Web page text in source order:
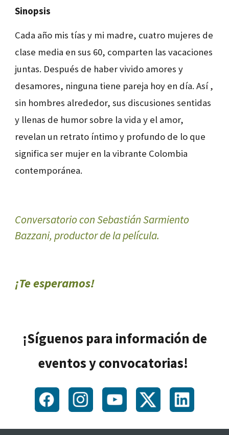
Sinopsis
Cada año mis tías y mi madre, cuatro mujeres de
clase media en sus 60, comparten las vacaciones
juntas. Después de haber vivido amores y
desamores, ninguna tiene pareja hoy en día. Así ,
sin hombres alrededor, sus discusiones sentidas
y llenas de humor sobre la vida y el amor,
revelan un retrato íntimo y profundo de lo que
significa ser mujer en la vibrante Colombia
contemporánea.
Conversatorio con Sebastián Sarmiento
Bazzani, productor de la película.
¡Te esperamos!
¡Síguenos para información de
eventos y convocatorias!